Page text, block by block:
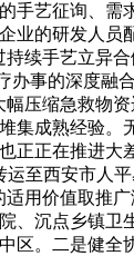
艺征询、
的研发人
续手艺立
事的深度
压缩急救物
成熟经验
正在推进
至西安市
用价值取
沉点乡镇
。二是健